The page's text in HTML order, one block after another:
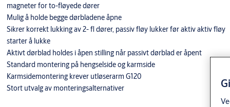
magneter for to-fløyede dører
Mulig å holde begge dørbladene åpne
Sikrer korrekt lukking av 2- fl dører, passiv fløy lukker før aktiv aktiv fløy
starter å lukke
Aktivt dørblad holdes i åpen stilling når passivt dørblad er åpent
Standard montering på hengselside og karmside
Karmsidemontering krever utløserarm G120
Stort utvalg av monteringsalternativer